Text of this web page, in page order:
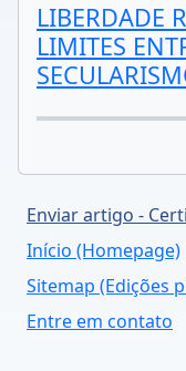
LIBERDADE
LIMITES
Enviar artigo -
Início (Homepage)
Sitemap (Edições
Entre em contato